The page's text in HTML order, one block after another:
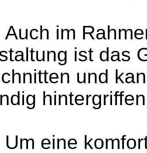
Auch im
ist das
und
Um eine